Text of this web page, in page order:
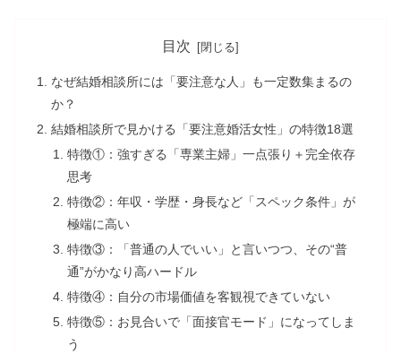
目次
なぜ結婚相談所には「要注意な人」も一定数集まるの
か？
結婚相談所で見かける「要注意婚活女性」の特徴18選
特徴①：強すぎる「専業主婦」一点張り＋完全依存
思考
特徴②：年収・学歴・身長など「スペック条件」が
極端に高い
特徴③：「普通の人でいい」と言いつつ、その“普
通”がかなり高ハードル
特徴④：自分の市場価値を客観視できていない
特徴⑤：お見合いで「面接官モード」になってしま
う